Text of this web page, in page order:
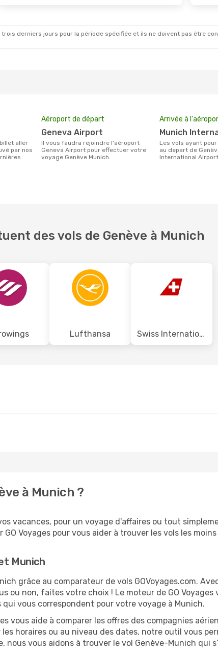
MUC
- GVA
derniers jours pour la période spécifiée et ils ne doivent pas être
par nos
Aéroport de départ
Geneva Airport
Il vous faudra rejoindre l'aéroport
Geneva Airport pour effectuer votre
voyage Genève Munich.
Arrivée à
Munich
Les vols ayant pour destination Munich
au depart de
International Airport
des vols de Genève à Munich
Lufthansa Swiss International Air Lines
à Munich ?
vacances, pour un voyage d'affaires ou tout
Voyages pour vous aider à trouver les vols les
Munich
grâce au comparateur de vols GOVoyages.com.
ou non, faites votre choix ! Le moteur de GO
vous correspondent pour votre voyage à Munich.
vous aide à comparer les offres des compagnies
horaires ou au niveau des dates, notre outil vous
nous vous aidons à trouver le vol Genève-Munich qui